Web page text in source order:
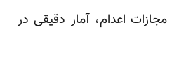
اعدام، آمار دقیقی در